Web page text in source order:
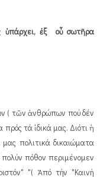
ἐξ οὗ σωτῆρα
( τῶν ἀνθρώπων πού δέν
πρός τά ἰδικά μας. Διότι ἡ
μας πολιτικά δικαιώματα
πολύν πόθον περιμένομεν
"( Ἀπό τήν "Καινή